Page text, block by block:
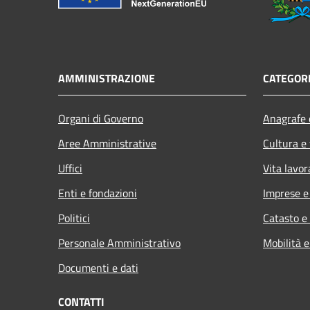
AMMINISTRAZIONE
Organi di Governo
Aree Amministrative
Uffici
Enti e fondazioni
Politici
Personale Amministrativo
Documenti e dati
Cultura
Vita
Imprese
Catasto
Mobilità
CONTATTI